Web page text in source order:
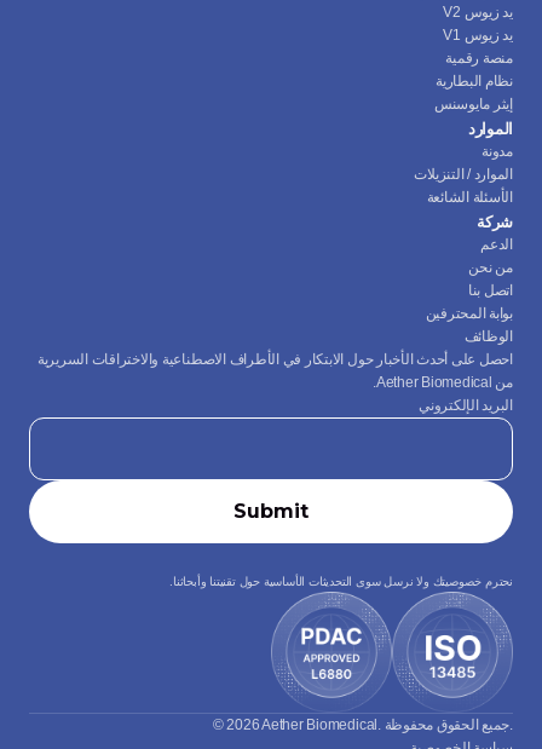
يد زيوس V2
يد زيوس V1
منصة رقمية
نظام البطارية
إيثر مايوسنس
الموارد
مدونة
الموارد / التنزيلات
الأسئلة الشائعة
شركة
الدعم
من نحن
اتصل بنا
بوابة المحترفين
الوظائف
من Aether Biomedical.
البريد الإلكتروني
نحترم خصوصيتك ولا نرسل سوى التحديثات الأساسية حول تقنيتنا وأبحاثنا.
© 2026 Aether Biomedical. جميع الحقوق محفوظة.